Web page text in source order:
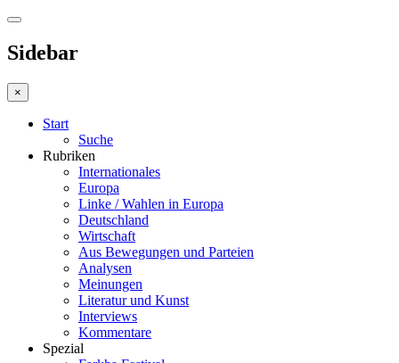
Sidebar
×
Start
Suche
Rubriken
Internationales
Europa
Linke / Wahlen in Europa
Deutschland
Wirtschaft
Aus Bewegungen und Parteien
Analysen
Meinungen
Literatur und Kunst
Interviews
Kommentare
Spezial